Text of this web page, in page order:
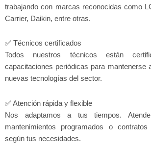
trabajando con marcas reconocidas como
Carrier, Daikin, entre otras.
✅ Técnicos certificados
Todos nuestros técnicos están
capacitaciones periódicas para mantenerse
nuevas tecnologías del sector.
✅ Atención rápida y flexible
Nos adaptamos a tus tiempos.
mantenimientos programados o contratos
según tus necesidades.